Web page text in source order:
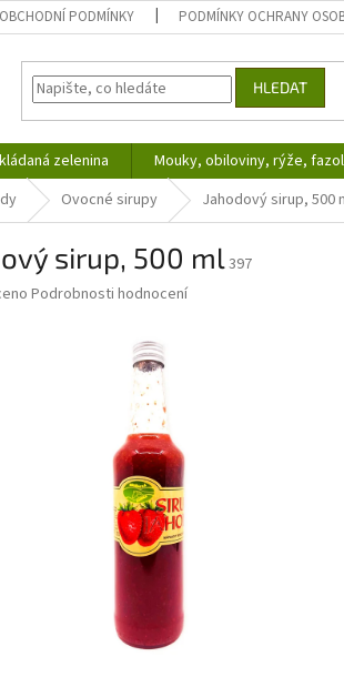
OBCHODNÍ PODMÍNKY PODMÍNKY OCHRANY
HLEDAT
zelenina Mouky, obiloviny, rýže,
Ovocné sirupy Jahodový sirup, 500
sirup, 500 ml397
Podrobnosti hodnocení